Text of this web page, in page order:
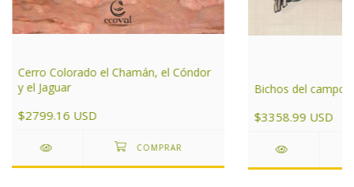
Cerro Colorado el Chamán, el Cóndor
y el Jaguar
$2799.16 USD
Bichos del campo
$3358.99 USD